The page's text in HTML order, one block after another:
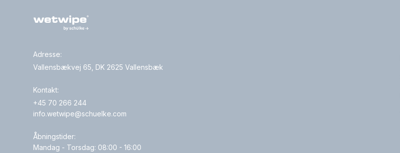
Adresse:
Vallensbækvej 65, DK 2625 Vallensbæk
Kontakt:
+45 70 266 244
info.wetwipe@schuelke.com
Åbningstider:
Mandag - Torsdag: 08:00 - 16:00